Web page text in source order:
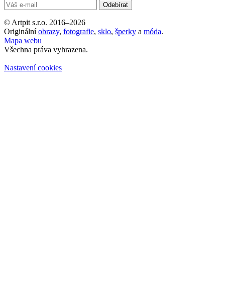
© Artpit s.r.o. 2016–2026
Originálníobrazy, fotografie, sklo, šperky a móda.
Mapa webu
Všechna práva vyhrazena.
Nastavení cookies